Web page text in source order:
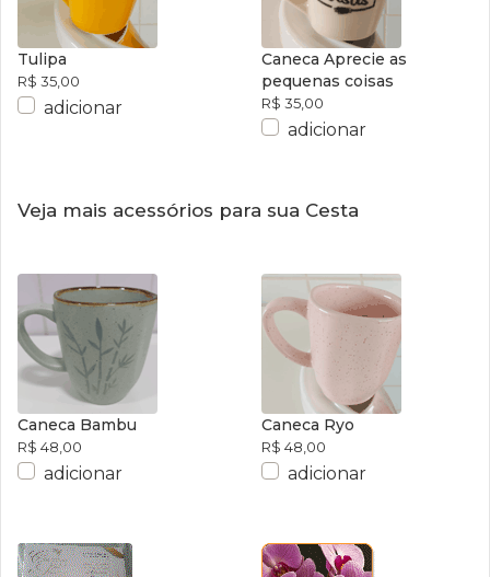
Tulipa
R$ 35,00
adicionar
Caneca Aprecie as
pequenas coisas
R$ 35,00
adicionar
Veja mais acessórios para sua Cesta
Caneca Bambu
R$ 48,00
adicionar
Caneca Ryo
R$ 48,00
adicionar